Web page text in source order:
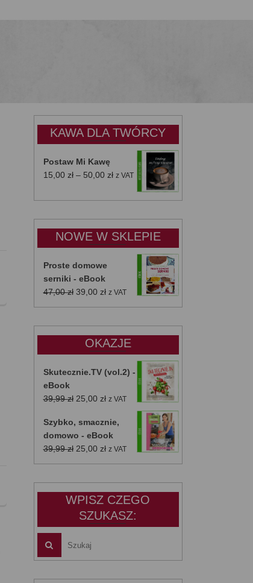
KAWA DLA TWÓRCY
Postaw Mi Kawę
15,00 zł – 50,00 złZakres
od
do
50,00 zł
z VAT
NOWE W SKLEPIE
Proste domowe
serniki - eBook
47,00zł Pierwotna
cena
39,00 złAktualna
cena
z VAT
OKAZJE
Skutecznie.TV (vol.2) -
eBook
39,99zł Pierwotna
wynosiła:
39,99 zł.
25,00 złAktualna
wynosi:
25,00 zł.
z VAT
Szybko, smacznie,
domowo - eBook
39,99zł Pierwotna
cena
25,00 złAktualna
cena
z VAT
WPISZ CZEGO
SZUKASZ: